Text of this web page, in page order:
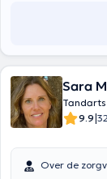
Sara
Tandarts
9.9|
Over de